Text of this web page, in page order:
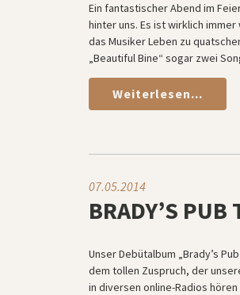
Ein fantastischer Abend im
hinter uns. Es ist wirklich
das Musiker Leben zu
„Beautiful Bine“ sogar zwei
Weiterlesen...
07.05.2014
BRADY’S
Unser Debütalbum „Brady’s
dem tollen Zuspruch, der
in diversen online-Radios